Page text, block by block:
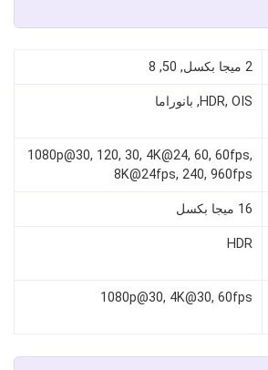
2 ميجا بكسل, 50, 8
HDR, OIS, بانوراما
1080p@30, 120, 30, 4K@24, 60, 60fps,
8K@24fps, 240, 960fps
16 ميجا بكسل
HDR
1080p@30, 4K@30, 60fps